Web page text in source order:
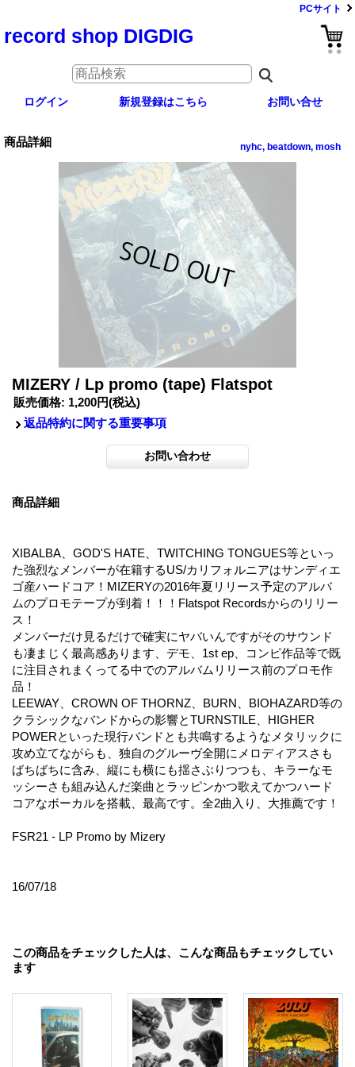
PCサイト
record shop DIGDIG
ログイン 新規登録はこちら お問い合せ
商品詳細 nyhc, beatdown, mosh
MIZERY / Lp promo (tape) Flatspot
販売価格: 1,200円(税込)
返品特約に関する重要事項
商品詳細
XIBALBA、GOD'S HATE、TWITCHING TONGUES等といっ
た強烈なメンバーが在籍するUS/カリフォルニアはサンディエ
ゴ産ハードコア！MIZERYの2016年夏リリース予定のアルバ
ムのプロモテープが到着！！！Flatspot Recordsからのリリー
ス！
メンバーだけ見るだけで確実にヤバいんですがそのサウンド
も凄まじく最高感あります、デモ、1st ep、コンピ作品等で既
に注目されまくってる中でのアルバムリリース前のプロモ作
品！
LEEWAY、CROWN OF THORNZ、BURN、BIOHAZARD等の
クラシックなバンドからの影響とTURNSTILE、HIGHER
POWERといった現行バンドとも共鳴するようなメタリックに
攻め立てながらも、独自のグルーヴ全開にメロディアスさも
ばちばちに含み、縦にも横にも揺さぶりつつも、キラーなモ
ッシーさも組み込んだ楽曲とラッピンかつ歌えてかつハード
コアなボーカルを搭載、最高です。全2曲入り、大推薦です！
FSR21 - LP Promo by Mizery
16/07/18
この商品をチェックした人は、こんな商品もチェックしてい
ます